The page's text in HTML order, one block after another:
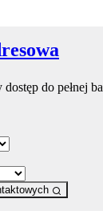
do pełnej